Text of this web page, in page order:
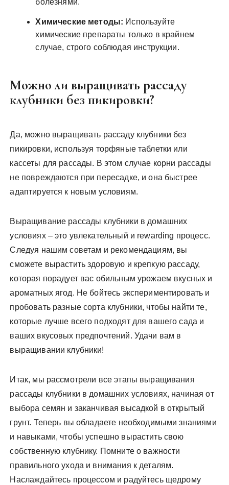
болезнями.
Химические методы: Используйте
химические препараты только в крайнем
случае, строго соблюдая инструкции.
Можно ли выращивать рассаду
клубники без пикировки?
Да, можно выращивать рассаду клубники без
пикировки, используя торфяные таблетки или
кассеты для рассады. В этом случае корни рассады
не повреждаются при пересадке, и она быстрее
адаптируется к новым условиям.
Выращивание рассады клубники в домашних
условиях – это увлекательный и rewarding процесс.
Следуя нашим советам и рекомендациям, вы
сможете вырастить здоровую и крепкую рассаду,
которая порадует вас обильным урожаем вкусных и
ароматных ягод. Не бойтесь экспериментировать и
пробовать разные сорта клубники, чтобы найти те,
которые лучше всего подходят для вашего сада и
ваших вкусовых предпочтений. Удачи вам в
выращивании клубники!
Итак, мы рассмотрели все этапы выращивания
рассады клубники в домашних условиях, начиная от
выбора семян и заканчивая высадкой в открытый
грунт. Теперь вы обладаете необходимыми знаниями
и навыками, чтобы успешно вырастить свою
собственную клубнику. Помните о важности
правильного ухода и внимания к деталям.
Наслаждайтесь процессом и радуйтесь щедрому